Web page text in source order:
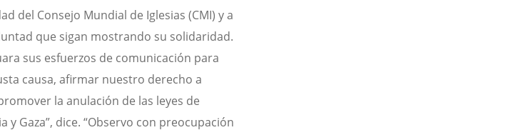
del Consejo Mundial de Iglesias (CMI) y a
que sigan mostrando su solidaridad.
sus esfuerzos de comunicación para
causa, afirmar nuestro derecho a
la anulación de las leyes de
y Gaza”, dice. “Observo con preocupación